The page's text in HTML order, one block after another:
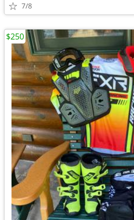
7/8
$250